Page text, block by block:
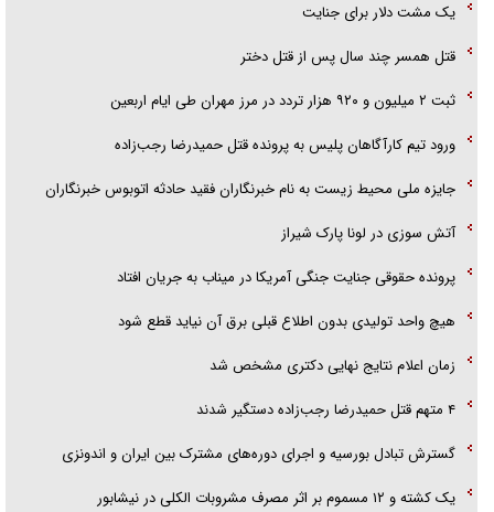
‌یک مشت دلار برای جنایت
قتل همسر چند سال پس از قتل دختر
ثبت ۲ میلیون و ۹۲۰ هزار تردد در مرز مهران طی ایام اربعین
ورود تیم کارآگاهان پلیس به پرونده قتل حمیدرضا رجب‌زاده
جایزه ملی محیط زیست به نام خبرنگاران فقید حادثه اتوبوس خبرنگاران
آتش سوزی در لونا پارک شیراز
پرونده حقوقی جنایت جنگی آمریکا در میناب به جریان افتاد
هیچ واحد تولیدی بدون اطلاع قبلی برق آن نیاید قطع شود
زمان اعلام نتایج نهایی دکتری مشخص شد
۴ متهم قتل حمیدرضا رجب‌زاده دستگیر شدند
گسترش تبادل بورسیه و اجرای دوره‌های مشترک بین ایران و اندونزی
یک کشته و ۱۲ مسموم بر اثر مصرف مشروبات الکلی در نیشابور